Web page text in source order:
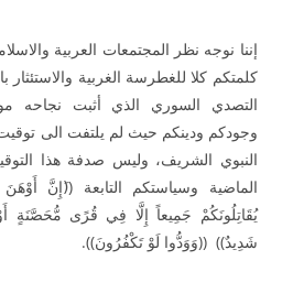
إننا نوجه نظر المجتمعات العربية
كلمتكم كلا للغطرسة الغربية
التصدي السوري الذي أثبت نجاحه
وجودكم ودينكم حيث لم يلتفت الى
النبوي الشريف، وليس صدفة هذا
الماضية وسياستكم التابعة ((َإِنَّ
يُقَاتِلُونَكُمْ جَمِيعاً إِلَّا فِي قُرًى مُّحَصَّنَةٍ
شَدِيدٌ)) ((وَوَدُّوا لَوْ تَكْفُرُونَ)).